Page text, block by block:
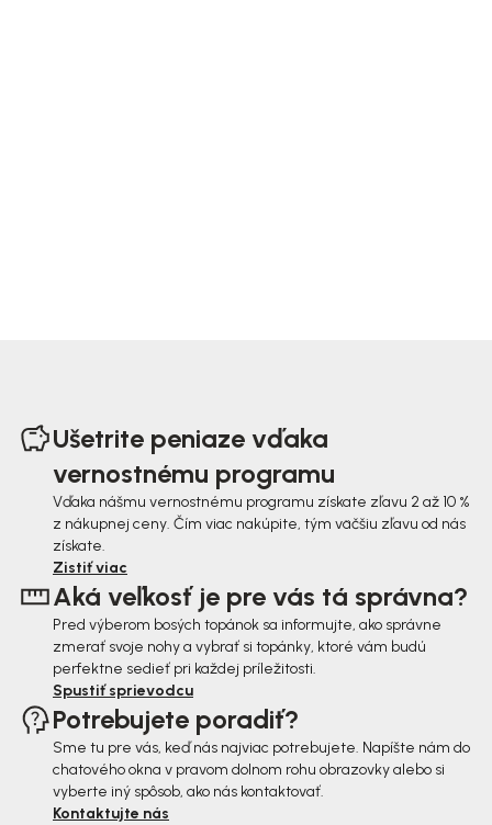
Ušetrite peniaze vďaka
vernostnému programu
Vďaka nášmu vernostnému programu získate zľavu 2 až 10 %
z nákupnej ceny. Čím viac nakúpite, tým väčšiu zľavu od nás
získate.
Zistiť viac
Aká veľkosť je pre vás tá správna?
Pred výberom bosých topánok sa informujte, ako správne
zmerať svoje nohy a vybrať si topánky, ktoré vám budú
perfektne sedieť pri každej príležitosti.
Spustiť sprievodcu
Potrebujete poradiť?
Sme tu pre vás, keď nás najviac potrebujete. Napíšte nám do
chatového okna v pravom dolnom rohu obrazovky alebo si
vyberte iný spôsob, ako nás kontaktovať.
Kontaktujte nás